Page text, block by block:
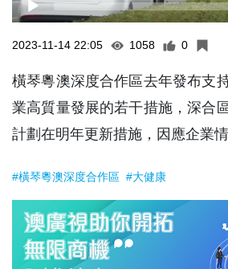
2023-11-14 22:05 1058 0
橫琴粵澳深度合作區去年發布支
業高質量發展的若干措施，深合
計劃在明年更新措施，因應企業情
#橫琴粵澳深度合作區 #大健康